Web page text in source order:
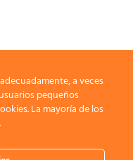
a veces
pequeños
La mayoría de los